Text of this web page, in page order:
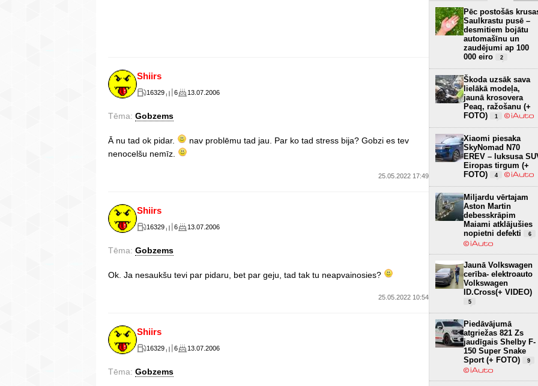
Shiirs
16329 6 13.07.2006
Tēma: Gobzems
Ā nu tad ok pidar.
nav problēmu tad jau. Par ko tad stress bija? Gobzi es tev
nenocelšu nemīz.
25.05.2022 17:49
Shiirs
16329 6 13.07.2006
Tēma: Gobzems
Ok. Ja nesaukšu tevi par pidaru, bet par geju, tad tak tu neapvainosies?
25.05.2022 10:54
Shiirs
16329 6 13.07.2006
Tēma: Gobzems
Pēc postošās
Saulkrastu pusē –
desmitiem bojātu
automašīnu un
zaudējumi ap 100
000 eiro
2
Škoda uzsāk sava
lielākā modeļa,
jaunā krosovera
Peaq, ražošanu (+
FOTO)
1
Xiaomi piesaka
SkyNomad N70
EREV – luksusa
Eiropas tirgum (+
FOTO)
4
Miljardu vērtajam
Aston Martin
debesskrāpim
Maiami atklājušies
nopietni defekti
6
Jaunā Volkswagen
cerība- elektroauto
Volkswagen
ID.Cross(+ VIDEO)
5
Piedāvājumā
atgriežas 821 Zs
jaudīgais Shelby F-
150 Super Snake
Sport (+ FOTO)
9